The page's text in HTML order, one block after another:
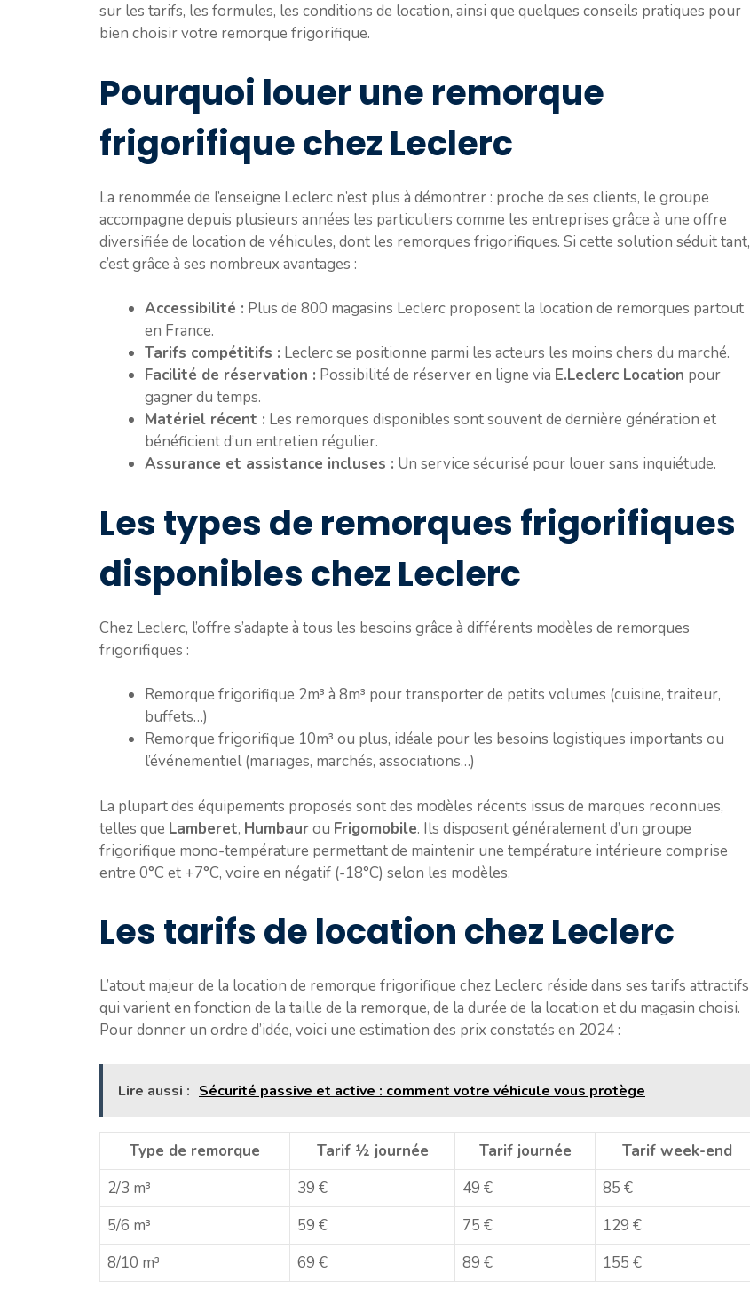
sur les tarifs, les formules, les conditions de location, ainsi que quelques conseils pratiques pour
bien choisir votre remorque frigorifique.
Pourquoi louer une remorque
frigorifique chez Leclerc
La renommée de l’enseigne Leclerc n’est plus à démontrer : proche de ses clients, le groupe
accompagne depuis plusieurs années les particuliers comme les entreprises grâce à une offre
diversifiée de location de véhicules, dont les remorques frigorifiques. Si cette solution séduit tant,
c’est grâce à ses nombreux avantages :
Accessibilité : Plus de 800 magasins Leclerc proposent la location de remorques partout
en France.
Tarifs compétitifs : Leclerc se positionne parmi les acteurs les moins chers du marché.
Facilité de réservation : Possibilité de réserver en ligne via E.Leclerc Location pour
gagner du temps.
Matériel récent : Les remorques disponibles sont souvent de dernière génération et
bénéficient d’un entretien régulier.
Assurance et assistance incluses : Un service sécurisé pour louer sans inquiétude.
Les types de remorques frigorifiques
disponibles chez Leclerc
Chez Leclerc, l’offre s’adapte à tous les besoins grâce à différents modèles de remorques
frigorifiques :
Remorque frigorifique 2m³ à 8m³ pour transporter de petits volumes (cuisine, traiteur,
buffets…)
Remorque frigorifique 10m³ ou plus, idéale pour les besoins logistiques importants ou
l’événementiel (mariages, marchés, associations…)
La plupart des équipements proposés sont des modèles récents issus de marques reconnues,
telles que Lamberet, Humbaurou Frigomobile. Ils disposent généralement d’un groupe
frigorifique mono-température permettant de maintenir une température intérieure comprise
entre 0°C et +7°C, voire en négatif (-18°C) selon les modèles.
Les tarifs de location chez Leclerc
L’atout majeur de la location de remorque frigorifique chez Leclerc réside dans ses tarifs attractifs
qui varient en fonction de la taille de la remorque, de la durée de la location et du magasin choisi.
Pour donner un ordre d’idée, voici une estimation des prix constatés en 2024 :
Lire aussi : Sécurité passive et active : comment votre véhicule vous protège
Type de remorque Tarif ½ journée Tarif journée
Tarif week-end
2/3 m³
39 € 49 €
85 €
5/6 m³
59 € 75 €
129 €
8/10 m³
69 € 89 € 155 €